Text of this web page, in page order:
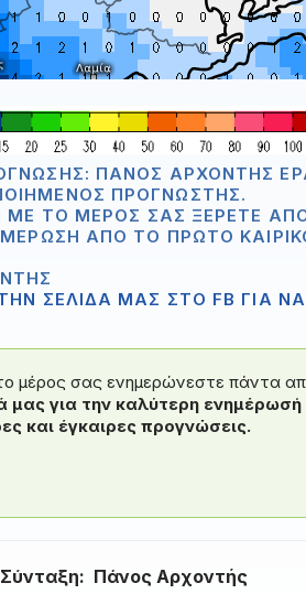
ΠΆΝΟΣ ΑΡΧΟΝΤΉΣ
ΠΡΟΓΝΏΣΤΗΣ.
ΜΕ ΤΟ ΜΈΡΟΣ ΣΑΣ ΞΈΡΕΤΕ
ΑΠΟ ΤΟ ΠΡΏΤΟ
ΣΕΛΙΔΑ ΜΑΣ ΣΤΟ FB ΓΙΑ
μέρος σας ενημερώνεστε πάντα
μας για την καλύτερη
και έγκαιρες προγνώσεις.
Πάνος Αρχοντής